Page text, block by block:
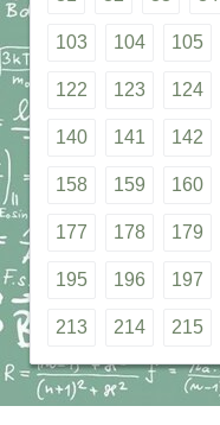
103 104 105
122 123 124
140 141 142
158 159 160
177 178 179
195 196 197
213 214 215